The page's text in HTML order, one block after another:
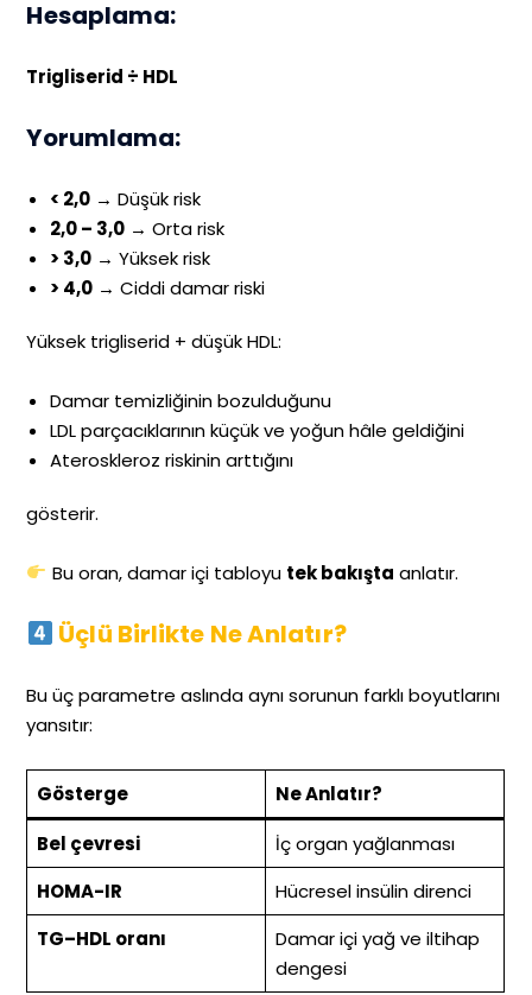
Hesaplama:
Trigliserid ÷ HDL
Yorumlama:
< 2,0 → Düşük risk
2,0 – 3,0 → Orta risk
> 3,0 → Yüksek risk
> 4,0 → Ciddi damar riski
Yüksek trigliserid + düşük HDL:
Damar temizliğinin bozulduğunu
LDL parçacıklarının küçük ve yoğun hâle geldiğini
Ateroskleroz riskinin arttığını
gösterir.
Bu oran, damar içi tabloyu tek bakışta anlatır.
Üçlü Birlikte Ne Anlatır?
Bu üç parametre aslında aynı sorunun farklı boyutlarını
yansıtır:
Gösterge
Ne Anlatır?
Bel çevresi
İç organ yağlanması
HOMA-IR
Hücresel insülin direnci
TG–HDL oranı
Damar içi yağ ve iltihap
dengesi